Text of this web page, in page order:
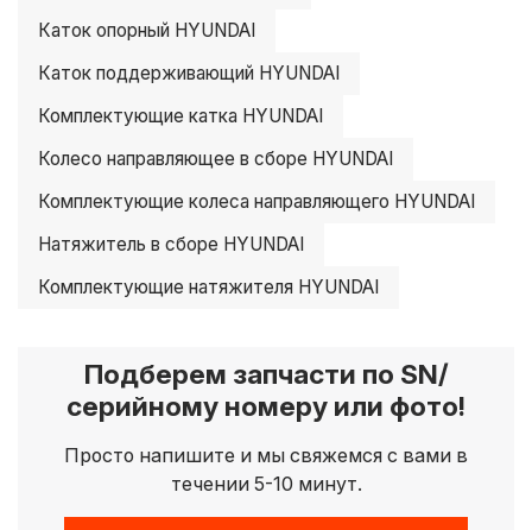
Каток опорный HYUNDAI
Каток поддерживающий HYUNDAI
Комплектующие катка HYUNDAI
Колесо направляющее в сборе HYUNDAI
Комплектующие колеса направляющего HYUNDAI
Натяжитель в сборе HYUNDAI
Комплектующие натяжителя HYUNDAI
Подберем запчасти по SN/
серийному номеру или фото!
Просто напишите и мы свяжемся с вами в
течении 5-10 минут.